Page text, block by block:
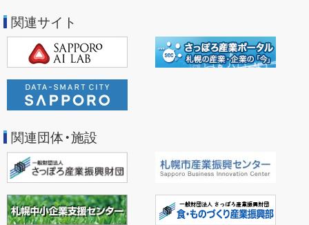
関連サイト
関連団体・施設